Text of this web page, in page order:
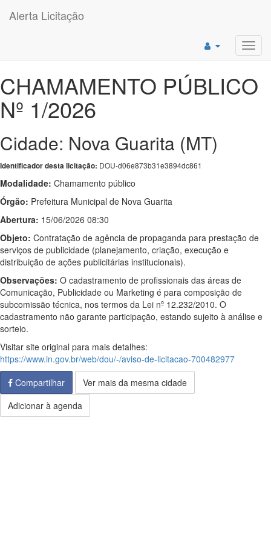
Alerta Licitação
CHAMAMENTO PÚBLICO
Nº 1/2026
Cidade: Nova Guarita (MT)
Identificador desta licitação: DOU-d06e873b31e3894dc861
Modalidade: Chamamento público
Órgão: Prefeitura Municipal de Nova Guarita
Abertura: 15/06/2026 08:30
Objeto: Contratação de agência de propaganda para prestação de
serviços de publicidade (planejamento, criação, execução e
distribuição de ações publicitárias institucionais).
Observações: O cadastramento de profissionais das áreas de
Comunicação, Publicidade ou Marketing é para composição de
subcomissão técnica, nos termos da Lei nº 12.232/2010. O
cadastramento não garante participação, estando sujeito à análise e
sorteio.
Visitar site original para mais detalhes:
https://www.in.gov.br/web/dou/-/aviso-de-licitacao-700482977
Compartilhar
Ver mais da mesma cidade
Adicionar à agenda